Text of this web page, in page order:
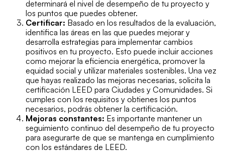
determinará el nivel de desempeño de tu proyecto y
los puntos que puedes obtener.
Certificar: Basado en los resultados de la evaluación,
identifica las áreas en las que puedes mejorar y
desarrolla estrategias para implementar cambios
positivos en tu proyecto. Esto puede incluir acciones
como mejorar la eficiencia energética, promover la
equidad social y utilizar materiales sostenibles. Una vez
que hayas realizado las mejoras necesarias, solicita la
certificación LEED para Ciudades y Comunidades. Si
cumples con los requisitos y obtienes los puntos
necesarios, podrás obtener la certificación.
Mejoras constantes: Es importante mantener un
seguimiento continuo del desempeño de tu proyecto
para asegurarte de que se mantenga en cumplimiento
con los estándares de LEED.